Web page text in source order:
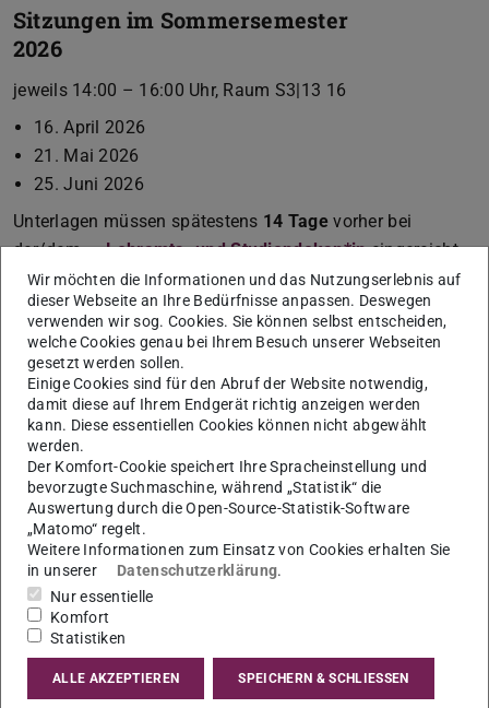
Sitzungen im Sommersemester
2026
jeweils 14:00 – 16:00 Uhr, Raum S3|13 16
16. April 2026
21. Mai 2026
25. Juni 2026
Unterlagen müssen spätestens 14 Tagevorher bei
der/dem
Lehramts- und Studiendekan*ineingereicht
werden.
Sitzungen im Wintersemester
2026/27
1. Oktober 2026, 14:00 – 16:00 Uhr, Zoom
5. November 2026, 14:00 – 16:00 Uhr, Raum S3|13 16
17. Dezember 2026, 14:00 – 16:00 Uhr, Raum S3|13 16
21. Januar 2027, 14:00 – 16:00 Uhr, Raum S3|13 16
Unterlagen müssen spätestens14 Tagevorher bei
der/dem
Lehramts- und Studiendekan*in
werden.
Mitglieder des Studienausschusses
Wir möchten die Informationen und das Nutzungserlebnis auf
dieser Webseite an Ihre Bedürfnisse anpassen. Deswegen
verwenden wir sog. Cookies. Sie können selbst entscheiden,
welche Cookies genau bei Ihrem Besuch unserer Webseiten
gesetzt werden sollen.
Einige Cookies sind für den Abruf der Website notwendig,
damit diese auf Ihrem Endgerät richtig anzeigen werden
kann. Diese essentiellen Cookies können nicht abgewählt
werden.
Der Komfort-Cookie speichert Ihre Spracheinstellung und
bevorzugte Suchmaschine, während „Statistik“ die
Auswertung durch die Open-Source-Statistik-Software
„Matomo“ regelt.
Weitere Informationen zum Einsatz von Cookies erhalten Sie
in unserer
Datenschutzerklärung.
Nur essentielle
Komfort
Statistiken
ALLE AKZEPTIEREN SPEICHERN & SCHLIESSEN